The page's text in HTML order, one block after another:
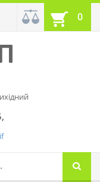
0